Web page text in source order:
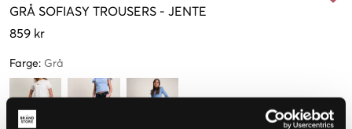
GRÅ SOFIASY TROUSERS - JENTE
859 kr
Farge: Grå